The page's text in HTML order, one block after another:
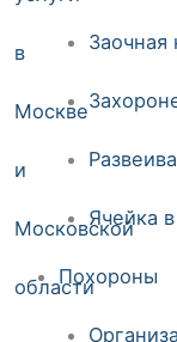
Заочная
Ячейка
Похороны